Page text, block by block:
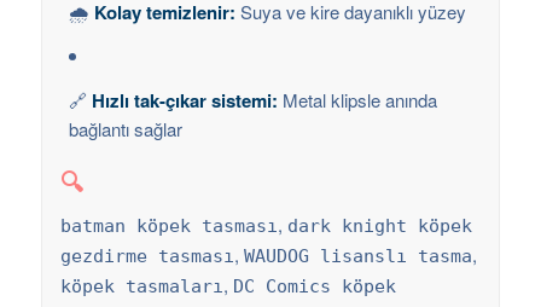
🌧️ Kolay temizlenir: Suya ve kire dayanıklı yüzey
🔗 Hızlı tak-çıkar sistemi: Metal klipsle anında
bağlantı sağlar
🔍
batman köpek tasması, dark knight köpek
gezdirme tasması, WAUDOG lisanslı tasma,
köpek tasmaları, DC Comics köpek